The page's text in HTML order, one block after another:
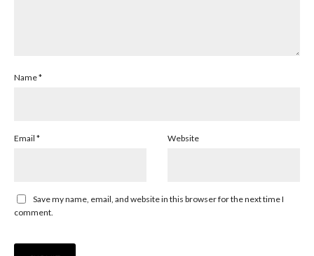
Name*
Email * Website
Save my name, email, and website in this browser for the next time I
comment.